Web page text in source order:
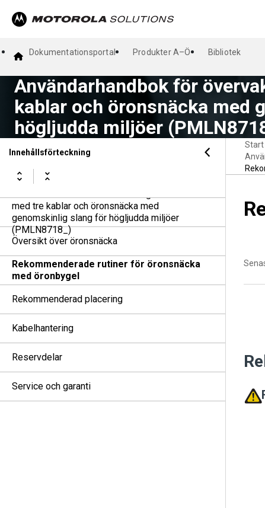
Dokumentationsportal Produkter A–Ö Bibliotek
Användarhandbok för
kablar och öronsnäcka med
högljudda miljöer
Innehållsförteckning
med tre kablar och öronsnäcka med
genomskinlig slang för högljudda miljöer
(PMLN8718_)
Översikt över öronsnäcka
Rekommenderade rutiner för öronsnäcka
med öronbygel
Rekommenderad placering
Kabelhantering
Reservdelar
Service och garanti
Start